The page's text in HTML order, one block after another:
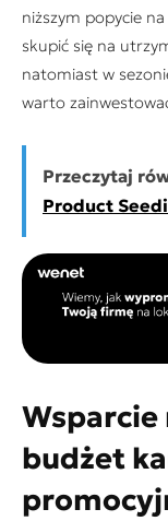
niższym popycie
skupić się na
natomiast w
warto
Przeczytaj
Product
budżet